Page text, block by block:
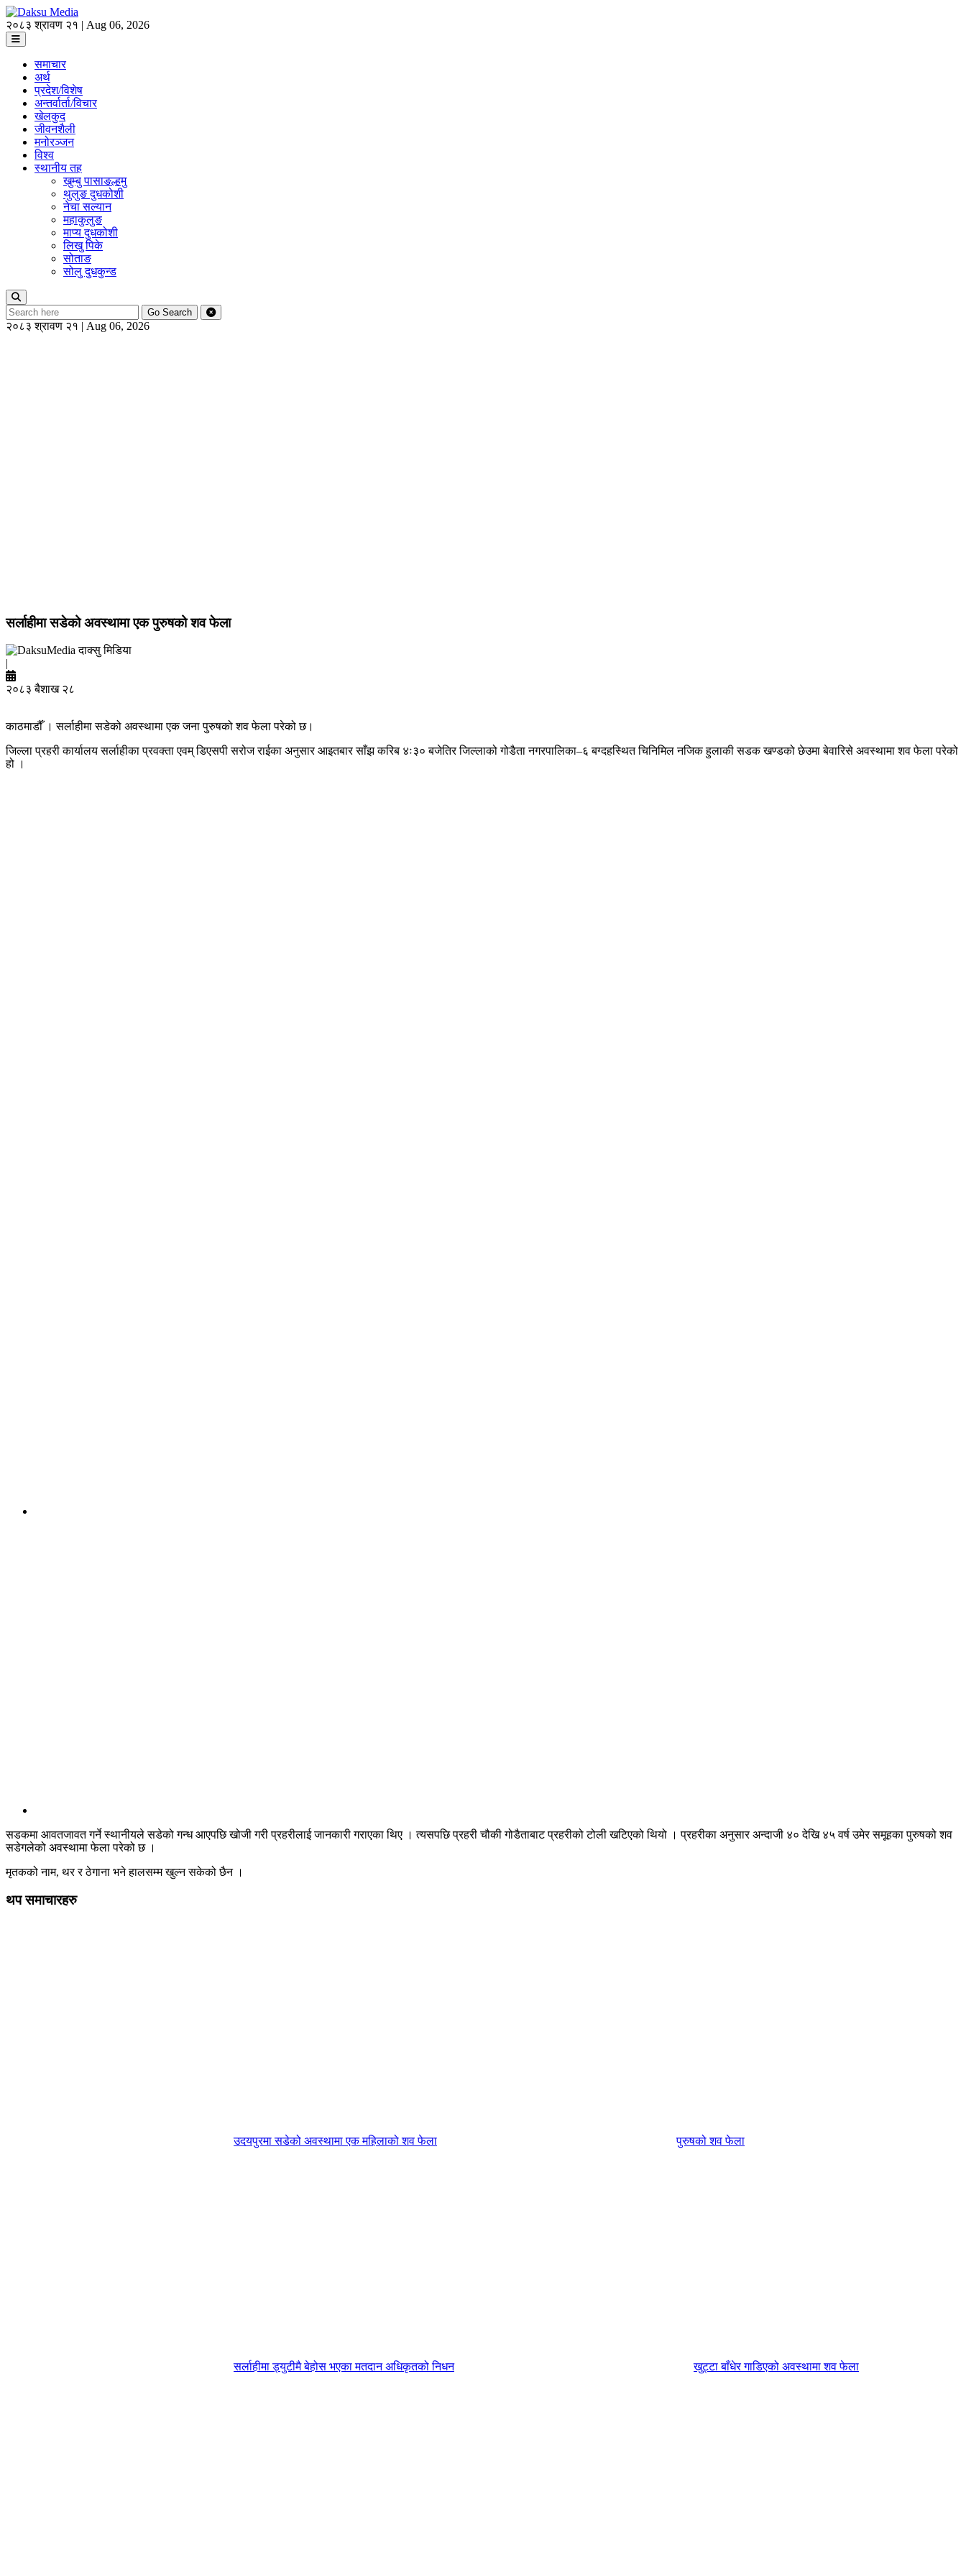
२०८३ श्रावण २१ | Aug 06, 2026
समाचार
अर्थ
प्रदेश/विशेष
अन्तर्वार्ता/विचार
खेलकुद
जीवनशैली
मनोरञ्जन
विश्व
स्थानीय तह
खुम्बु पासाङल्हमु
थुलुङ दुधकोशी
नेचा सल्यान
महाकुलुङ
माप्य दुधकोशी
लिखु पिके
सोताङ
सोलु दुधकुन्ड
Go Search
२०८३ श्रावण २१ | Aug 06, 2026
सर्लाहीमा सडेको अवस्थामा एक पुरुषको शव फेला
दाक्सु मिडिया
|
२०८३ बैशाख २८
काठमाडौँ । सर्लाहीमा सडेको अवस्थामा एक जना पुरुषको शव फेला परेको छ।
जिल्ला प्रहरी कार्यालय सर्लाहीका प्रवक्ता एवम् डिएसपी सरोज राईका अनुसार आइतबार साँझ करिब ४ः३० बजेतिर जिल्लाको गोडैता नगरपालिका–६ बग्दहस्थित चिनिमिल नजिक हुलाकी सडक खण्डको छेउमा बेवारिसे अवस्थामा शव फेला परेको
हो ।
सडकमा आवतजावत गर्ने स्थानीयले सडेको गन्ध आएपछि खोजी गरी प्रहरीलाई जानकारी गराएका थिए । त्यसपछि प्रहरी चौकी गोडैताबाट प्रहरीको टोली खटिएको थियो । प्रहरीका अनुसार अन्दाजी ४० देखि ४५ वर्ष उमेर समूहका पुरुषको शव
सडेगलेको अवस्थामा फेला परेको छ ।
मृतकको नाम, थर र ठेगाना भने हालसम्म खुल्न सकेको छैन ।
थप समाचारहरु
उदयपुरमा सडेको अवस्थामा एक महिलाको शव फेला पुरुषको शव फेला
सर्लाहीमा ड्युटीमै बेहोस भएका मतदान अधिकृतको निधन खुट्टा बाँधेर गाडिएको अवस्थामा शव फेला